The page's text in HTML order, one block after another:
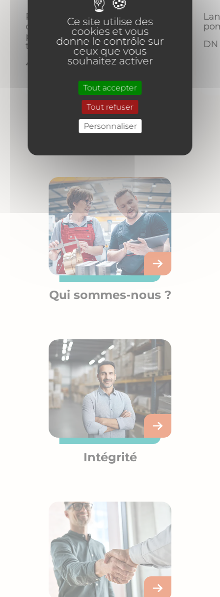
Relais
de
protection
thermique
4-6 A
Relais
de
protection
thermique
5.5 -8A
Nos valeurs
Qui sommes-nous ?
Intégrité
Ce site utilise des
cookies et vous
donne le contrôle sur
ceux que vous
souhaitez activer
Tout accepter
Tout refuser
Personnaliser